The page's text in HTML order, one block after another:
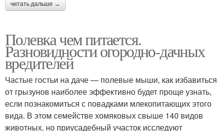
читать дальше →
Полевка чем питается.
Разновидности огородно-дачных
вредителей
Частые гостьи на даче — полевые мыши, как избавиться
от грызунов наиболее эффективно будет проще узнать,
если познакомиться с повадками млекопитающих этого
вида. В этом семействе хомяковых свыше 140 видов
животных, но приусадебный участок исследуют